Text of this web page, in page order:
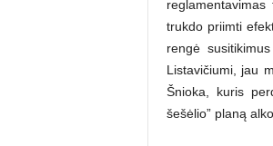
trukdo priimti
rengė
Listavičiumi, jau
Šnioka, kuris
šešėlio” planą